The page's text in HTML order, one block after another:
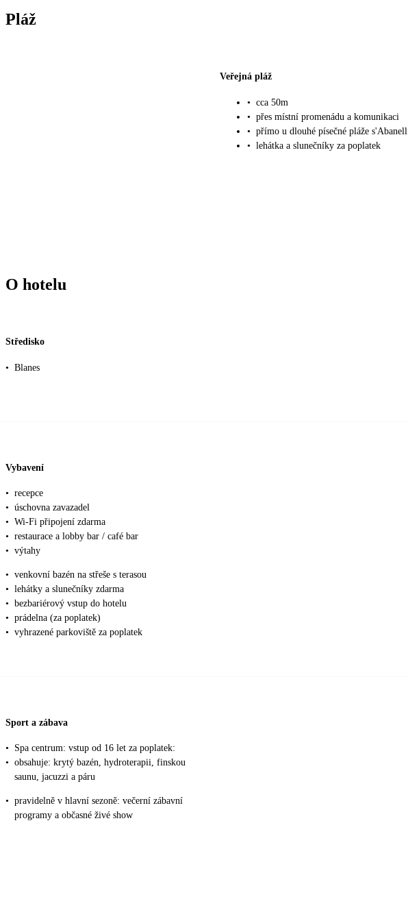
Pláž
Veřejná pláž
• cca 50m
• přes místní promenádu a komunikaci
• přímo u dlouhé písečné pláže s'Abanell
• lehátka a slunečníky za poplatek
O hotelu
Středisko
• Blanes
Vybavení
• recepce
• úschovna zavazadel
• Wi-Fi připojení zdarma
• restaurace a lobby bar / café bar
• výtahy
• venkovní bazén na střeše s terasou
• lehátky a slunečníky zdarma
• bezbariérový vstup do hotelu
• prádelna (za poplatek)
• vyhrazené parkoviště za poplatek
Sport a zábava
•
Spa centrum: vstup od 16 let za poplatek:
• obsahuje: krytý bazén, hydroterapii, finskou
saunu, jacuzzi a páru
• pravidelně v hlavní sezoně: večerní zábavní
programy a občasné živé show